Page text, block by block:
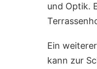
und Optik.
Ein
kann zur